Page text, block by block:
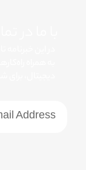
با ما
در این
به همراه
دیجیتال،
خبرنامه